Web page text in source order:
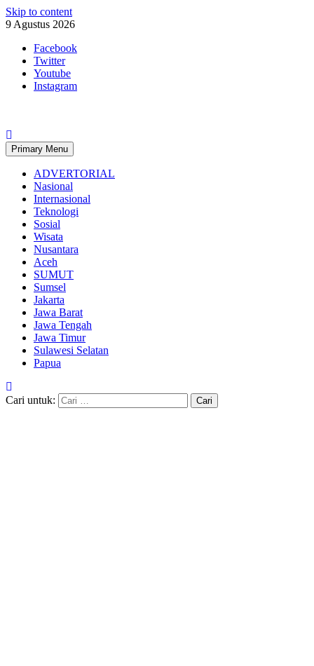
Skip to content
9 Agustus 2026
Facebook
Twitter
Youtube
Instagram
Primary Menu
ADVERTORIAL
Nasional
Internasional
Teknologi
Sosial
Wisata
Nusantara
Aceh
SUMUT
Sumsel
Jakarta
Jawa Barat
Jawa Tengah
Jawa Timur
Sulawesi Selatan
Papua
Cari untuk: